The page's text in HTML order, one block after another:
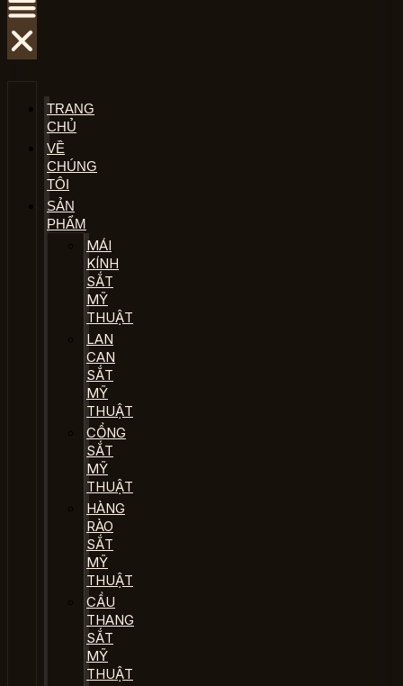
TRANG
CHỦ
VỀ
CHÚNG
TÔI
SẢN
PHẨM
MÁI
KÍNH
SẮT
MỸ
THUẬT
LAN
CAN
SẮT
MỸ
THUẬT
CỔNG
SẮT
MỸ
THUẬT
HÀNG
RÀO
SẮT
MỸ
THUẬT
CẦU
THANG
SẮT
MỸ
THUẬT